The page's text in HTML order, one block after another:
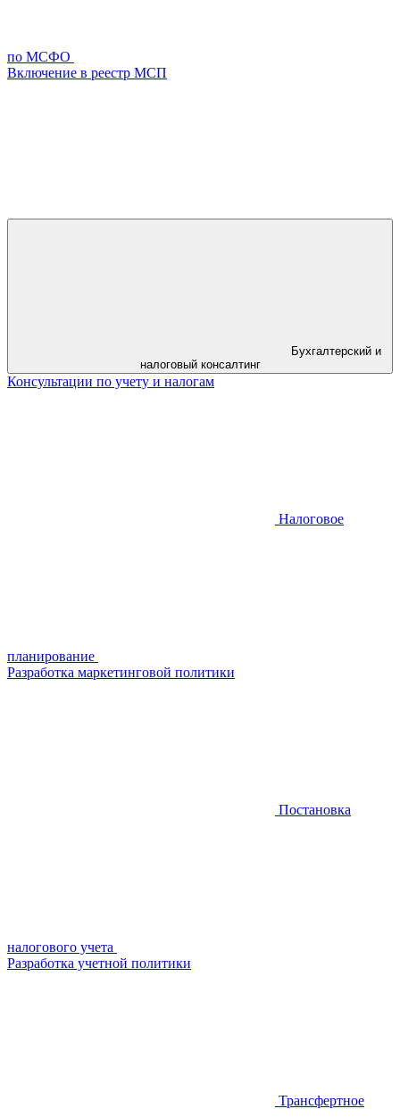
по МСФО
Включение в реестр МСП
налоговый консалтинг
Консультации по учету и налогам
Налоговое
планирование
Разработка маркетинговой политики
Постановка
налогового учета
Разработка учетной политики
Трансфертное